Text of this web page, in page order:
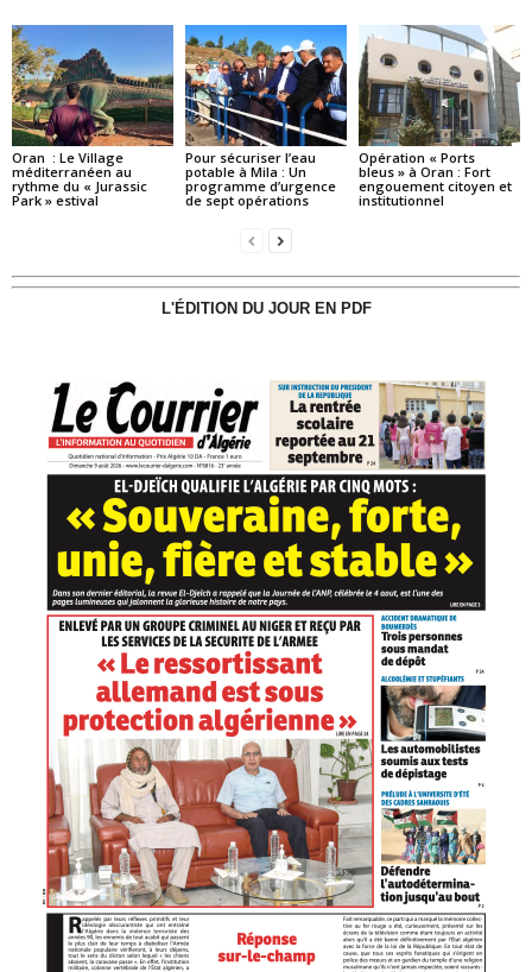
Oran : Le Village
méditerranéen au
rythme du « Jurassic
Park » estival
Pour sécuriser l’eau
potable à Mila : Un
programme d’urgence
de sept opérations
Opération « Ports
bleus » à Oran : Fort
engouement citoyen et
institutionnel
L'ÉDITION DU JOUR EN PDF